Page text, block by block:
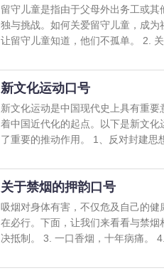
留守儿童是指由于父母外出务工或
独与挑战。如何关爱留守儿童，成
让留守儿童知道，他们不孤单。 2.
新文化运动口号
新文化运动是中国现代史上具有重
着中国近代化的起点。以下是新文
了重要的推动作用。 1、反对封建思
关于禁烟的押韵口号
吸烟对身体有害，不仅危及自己的
在必行。下面，让我们来看看与禁
决抵制。 3. 一口香烟，十年病痛。